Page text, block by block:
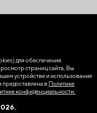
для обеспечения
страниц сайта, Вы
устройстве и использование
в Политике
конфиденциальности.